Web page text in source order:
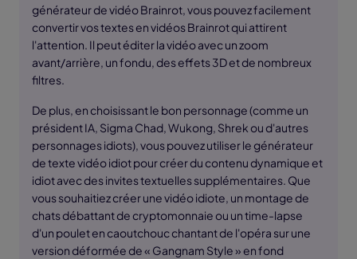
générateur de vidéo Brainrot, vous pouvez facilement
convertir vos textes en vidéos Brainrot qui attirent
l'attention. Il peut éditer la vidéo avec un zoom
avant/arrière, un fondu, des effets 3D et de nombreux
filtres.
De plus, en choisissant le bon personnage (comme un
président IA, Sigma Chad, Wukong, Shrek ou d'autres
personnages idiots), vous pouvez utiliser le générateur
de texte vidéo idiot pour créer du contenu dynamique et
idiot avec des invites textuelles supplémentaires. Que
vous souhaitiez créer une vidéo idiote, un montage de
chats débattant de cryptomonnaie ou un time-lapse
d'un poulet en caoutchouc chantant de l'opéra sur une
version déformée de « Gangnam Style » en fond